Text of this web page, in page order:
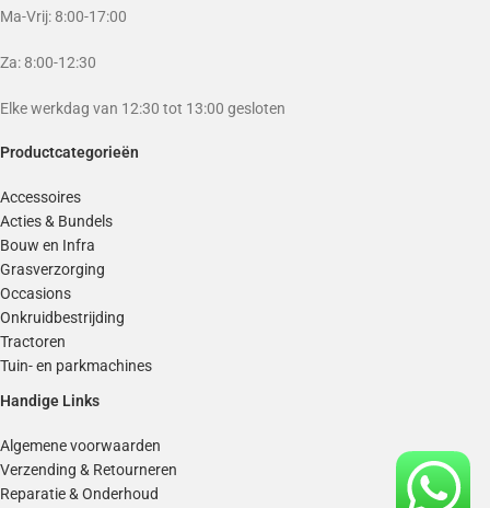
Ma-Vrij: 8:00-17:00
Za: 8:00-12:30
Elke werkdag van 12:30 tot 13:00 gesloten
Productcategorieën
Accessoires
Acties & Bundels
Bouw en Infra
Grasverzorging
Occasions
Onkruidbestrijding
Tractoren
Tuin- en parkmachines
Handige Links
Algemene voorwaarden
Verzending & Retourneren
Reparatie & Onderhoud